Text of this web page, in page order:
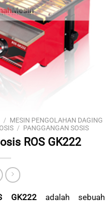
/ MESIN PENGOLAHAN DAGING
/ PANGGANGAN SOSIS
ROS GK222
GK222adalah sebuah